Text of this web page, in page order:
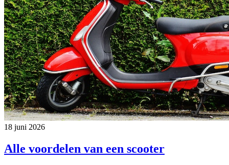
18 juni 2026
Alle voordelen van een scooter